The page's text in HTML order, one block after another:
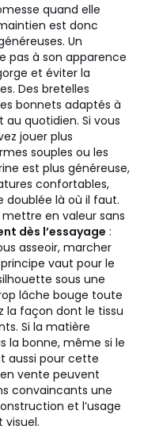
quand elle
est donc
Un
pas à son apparence
et éviter la
Des bretelles
bonnets adaptés à
au quotidien. Si vous
jouer plus
souples ou les
est plus généreuse,
confortables,
doublée là où il faut.
en valeur sans
dès l’essayage :
asseoir, marcher
vaut pour le
sous une
lâche bouge toute
la façon dont le tissu
Si la matière
la bonne, même si le
aussi pour cette
vente peuvent
convaincants une
et l’usage
visuel.